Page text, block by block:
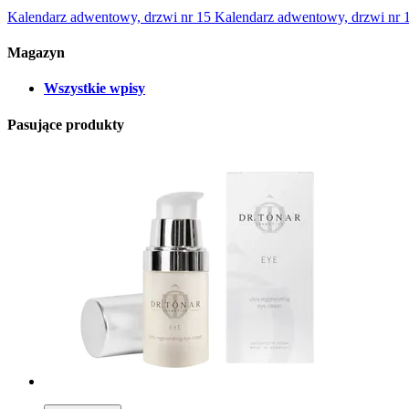
Kalendarz adwentowy, drzwi nr 15 Kalendarz adwentowy, drzwi nr
Magazyn
Wszystkie wpisy
Pasujące produkty